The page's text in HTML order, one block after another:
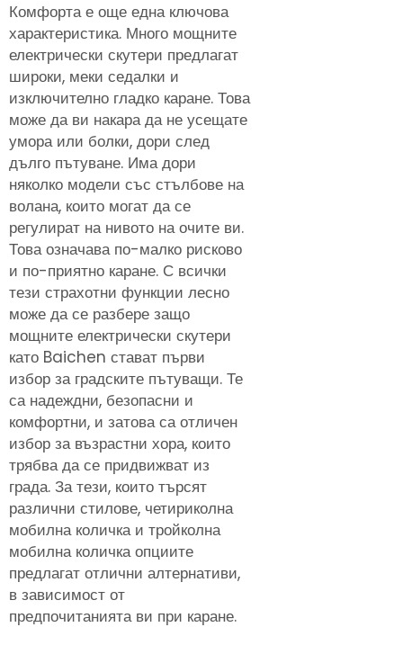
Комфорта е още една ключова
характеристика. Много мощните
електрически скутери предлагат
широки, меки седалки и
изключително гладко каране. Това
може да ви накара да не усещате
умора или болки, дори след
дълго пътуване. Има дори
няколко модели със стълбове на
волана, които могат да се
регулират на нивото на очите ви.
Това означава по-малко рисково
и по-приятно каране. С всички
тези страхотни функции лесно
може да се разбере защо
мощните електрически скутери
като Baichen стават първи
избор за градските пътуващи. Те
са надеждни, безопасни и
комфортни, и затова са отличен
избор за възрастни хора, които
трябва да се придвижват из
града. За тези, които търсят
различни стилове, четириколна
мобилна количка и тройколна
мобилна количкаопциите
предлагат отлични алтернативи,
в зависимост от
предпочитанията ви при каране.